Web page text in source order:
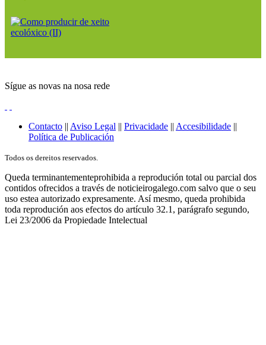
Sígue as novas na nosa rede
Contacto || Aviso Legal || Privacidade || Accesibilidade ||
Política de Publicación
Todos os dereitos reservados.
Queda terminantementeprohibida a reprodución total ou parcial dos
contidos ofrecidos a través de noticieirogalego.com salvo que o seu
uso estea autorizado expresamente. Así mesmo, queda prohibida
toda reprodución aos efectos do artículo 32.1, parágrafo segundo,
Lei 23/2006 da Propiedade Intelectual